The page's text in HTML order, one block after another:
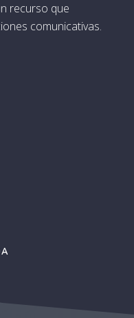
recurso que
comunicativas.